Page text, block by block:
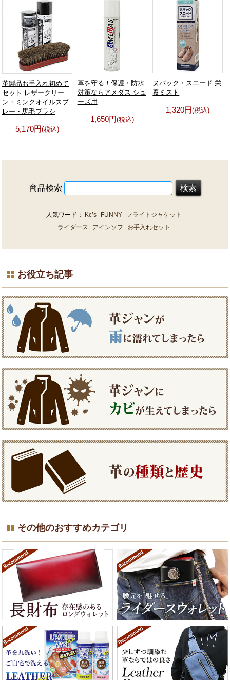
革製品お手入れ初めて
セット レザークリー
ン・ミンクオイルスプ
レー・馬毛ブラシ
5,170円(税込)
革を守る！保護・防水
対策ならアメダス シュ
ーズ用
1,650円(税込)
ヌバック・スエード 栄
養ミスト
1,320円(税込)
商品検索
人気ワード： Kc’s FUNNY
フライトジャケット
ライダース
アインソフ お手入れセット
お役立ち記事
その他のおすすめカテゴリ